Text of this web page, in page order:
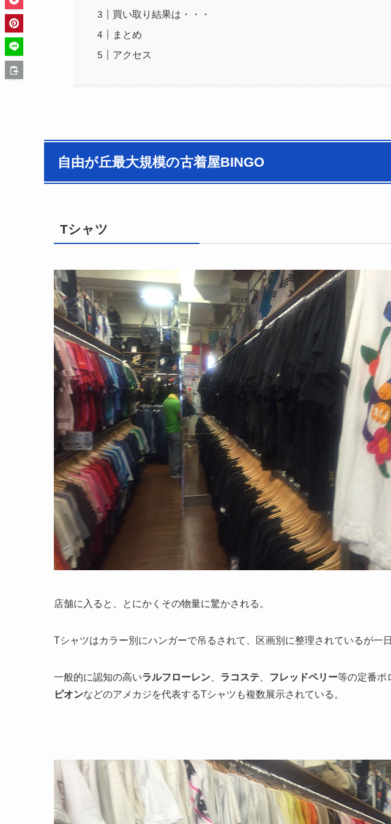
買い取り結果は・・・
まとめ
アクセス
自由が丘最大規模の古着屋BINGO
Tシャツ
店舗に入ると、とにかくその物量に驚かされる。
Tシャツはカラー別にハンガーで吊るされて、区画別に整理されているが一
一般的に認知の高いラルフローレン ラコステ フレッドペリー等の定番ポ
ピオンなどのアメカジを代表するTシャツも複数展示されている。